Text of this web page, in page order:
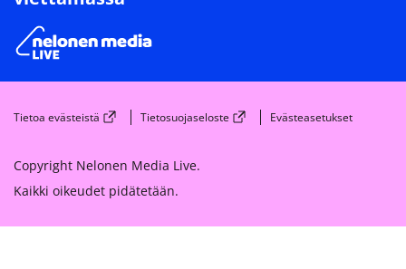
Tietoa evästeistä Tietosuojaseloste Evästeasetukset
Copyright Nelonen Media Live.
Kaikki oikeudet pidätetään.